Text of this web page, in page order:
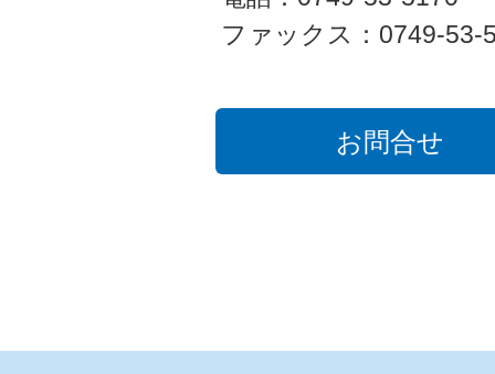
ファックス：0749-53-
お問合せ